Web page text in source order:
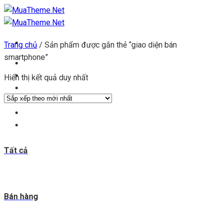
Chuyển
đến
dung
Trang chủ
Kho theme
Get theme
Trang chủ / Sản phẩm được gắn thẻ “giao diện bán
smartphone”
Hiển thị kết quả duy nhất
Tất cả
Bán hàng